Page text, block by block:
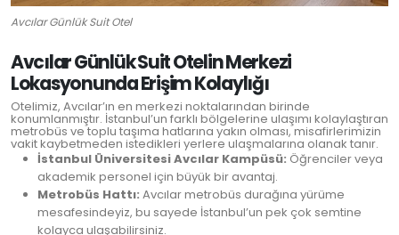
Avcılar Günlük Suit Otel
Avcılar Günlük Suit Otelin Merkezi
Lokasyonunda Erişim Kolaylığı
Otelimiz, Avcılar’ın en merkezi noktalarından birinde
konumlanmıştır. İstanbul’un farklı bölgelerine ulaşımı kolaylaştıran
metrobüs ve toplu taşıma hatlarına yakın olması, misafirlerimizin
vakit kaybetmeden istedikleri yerlere ulaşmalarına olanak tanır.
İstanbul Üniversitesi Avcılar Kampüsü: Öğrenciler veya
akademik personel için büyük bir avantaj.
Metrobüs Hattı: Avcılar metrobüs durağına yürüme
mesafesindeyiz, bu sayede İstanbul’un pek çok semtine
kolayca ulaşabilirsiniz.